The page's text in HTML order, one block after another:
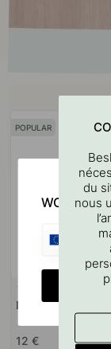
POPULAR
Bouton Brutus -
12 €
du
nous
WOULD